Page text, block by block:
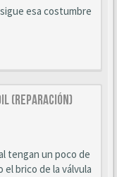
esa costumbre
(reparación)
tengan un poco de
el brico de la válvula